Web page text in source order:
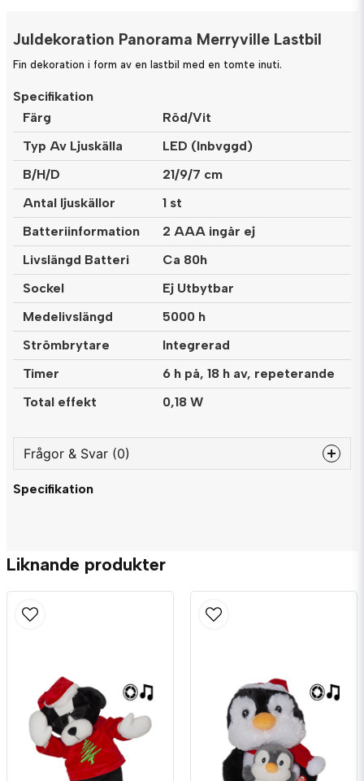
Juldekoration Panorama Merryville Lastbil
Fin dekoration i form av en lastbil med en tomte inuti.
Specifikation
Färg
Röd/Vit
Typ Av Ljuskälla
LED (Inbvggd)
B/H/D
21/9/7 cm
Antal ljuskällor
1 st
Batteriinformation
2 AAA ingår ej
Livslängd Batteri
Ca 80h
Sockel
Ej Utbytbar
Medelivslängd
5000 h
Strömbrytare
Integrerad
Timer
6 h på, 18 h av, repeterande
Total effekt
0,18 W
Frågor & Svar (0)
question
Namn
Ja, ni får publicera min fråga
Specifikation
Liknande produkter